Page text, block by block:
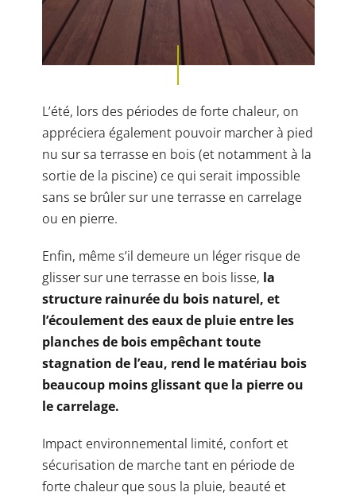
L’été, lors des périodes de forte chaleur, on
appréciera également pouvoir marcher à pied
nu sur sa terrasse en bois (et notamment à la
sortie de la piscine) ce qui serait impossible
sans se brûler sur une terrasse en carrelage
ou en pierre.
Enfin, même s’il demeure un léger risque de
glisser sur une terrasse en bois lisse, la
structure rainurée du bois naturel, et
l’écoulement des eaux de pluie entre les
planches de bois empêchant toute
stagnation de l’eau, rend le matériau bois
beaucoup moins glissant que la pierre ou
le carrelage.
Impact environnemental limité, confort et
sécurisation de marche tant en période de
forte chaleur que sous la pluie, beauté et